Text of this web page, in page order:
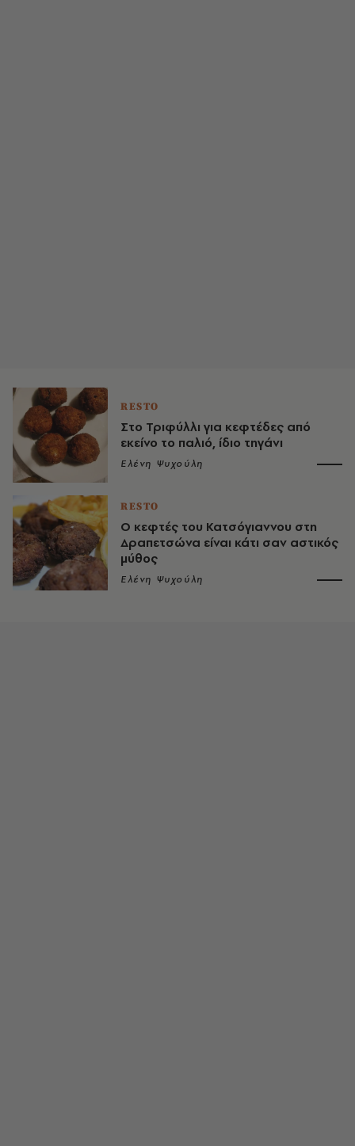
RESTO
Στο Τριφύλλι για κεφτέδες από
εκείνο το παλιό, ίδιο τηγάνι
Ελένη Ψυχούλη
RESTO
Ο κεφτές του Κατσόγιαννου στη
Δραπετσώνα είναι κάτι σαν αστικός
μύθος
Ελένη Ψυχούλη